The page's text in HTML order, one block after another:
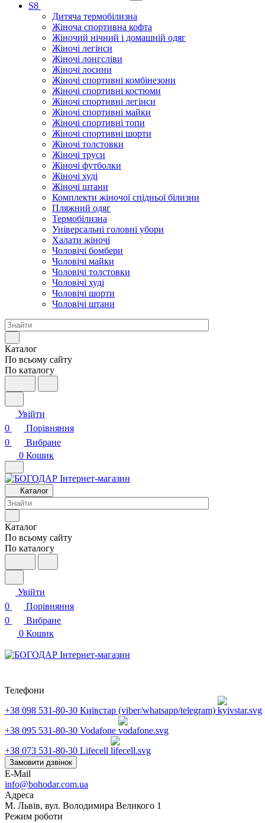
S8
Дитяча термобілизна
Жіноча спортивна кофта
Жіночий нічний і домашній одяг
Жіночі легінси
Жіночі лонгсліви
Жіночі лосини
Жіночі спортивні комбінезони
Жіночі спортивні костюми
Жіночі спортивні легінси
Жіночі спортивні майки
Жіночі спортивні топи
Жіночі спортивні шорти
Жіночі толстовки
Жіночі труси
Жіночі футболки
Жіночі худі
Жіночі штани
Комплекти жіночої спідньої білизни
Пляжний одяг
Термобілизна
Універсальні головні убори
Халати жіночі
Чоловічі бомбери
Чоловічі майки
Чоловічі толстовки
Чоловічі худі
Чоловічі шорти
Чоловічі штани
Каталог
По всьому сайту
По каталогу
Увійти
0
Порівняння
0
Вибране
0 Кошик
Каталог
Каталог
По всьому сайту
По каталогу
Увійти
0
Порівняння
0
Вибране
0 Кошик
Телефони
+38 098 531-80-30 Київстар (viber/whatsapp/telegram)
+38 095 531-80-30 Vodafone
+38 073 531-80-30 Lifecell
Замовити дзвінок
E-Mail
info@bohodar.com.ua
Адреса
М. Львів, вул. Володимира Великого 1
Режим роботи